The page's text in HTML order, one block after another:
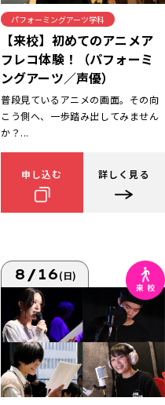
パフォーミングアーツ学科
【来校】初めてのアニメア
フレコ体験！（パフォーミ
ングアーツ／声優）
普段見ているアニメの画面。その向
こう側へ、一歩踏み出してみません
か？...
申し込む 詳しく見る
8/16(日)